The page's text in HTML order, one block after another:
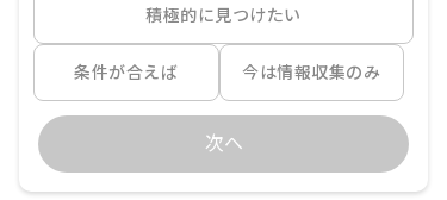
積極的に見つけたい
条件が合えば 今は情報収集のみ
次へ